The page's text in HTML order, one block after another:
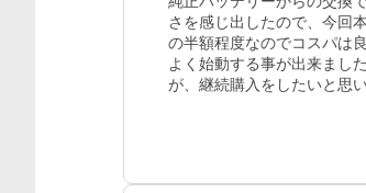
さを感じ出したので、今回
の半額程度なのでコスパは
よく始動する事が出来まし
が、継続購入をしたいと思